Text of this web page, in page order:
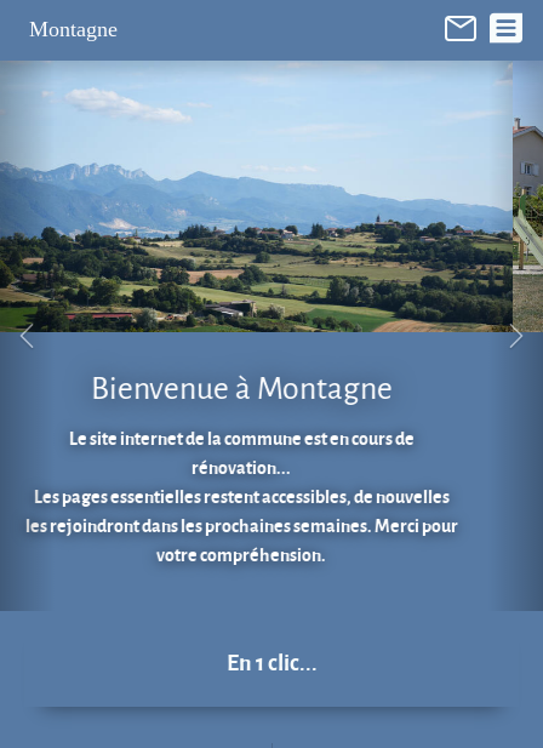
Montagne
Aire de jeux au cœur du village.
En 1 clic...
La mairie Vos démarches